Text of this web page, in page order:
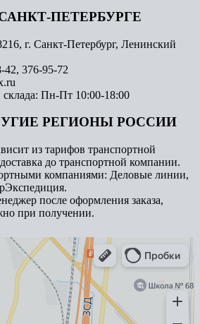
ПЕТЕРБУРГЕ
г. Санкт-Петербург, Ленинский
42, 376-95-72
Пн-Пт 10:00-18:00
РЕГИОНЫ РОССИИ
из тарифов транспортной
до транспортной компании.
компаниями: Деловые линии,
после оформления заказа,
при получении.